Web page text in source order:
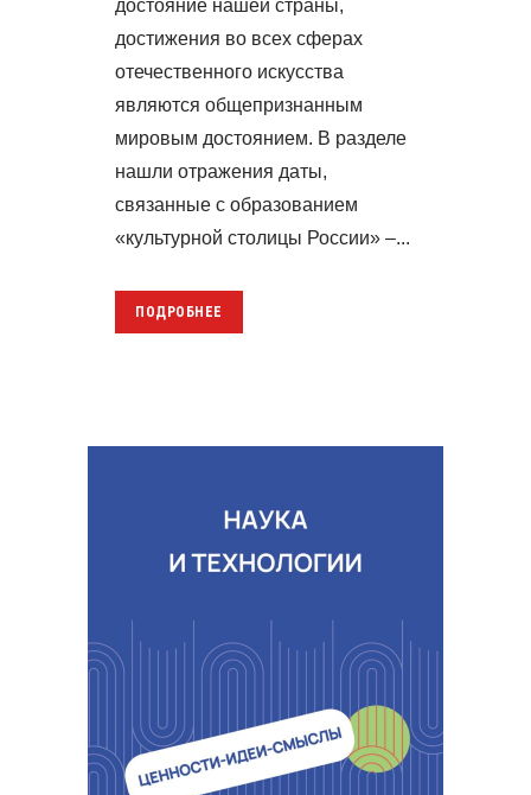
достояние нашей страны,
достижения во всех сферах
отечественного искусства
являются общепризнанным
мировым достоянием. В разделе
нашли отражения даты,
связанные с образованием
«культурной столицы России» –...
ПОДРОБНЕЕ